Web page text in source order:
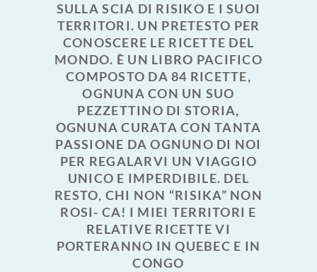
SULLA SCIA DI RISIKO E I SUOI
TERRITORI. UN PRETESTO PER
CONOSCERE LE RICETTE DEL
MONDO. È UN LIBRO PACIFICO
COMPOSTO DA 84 RICETTE,
OGNUNA CON UN SUO
PEZZETTINO DI STORIA,
OGNUNA CURATA CON TANTA
PASSIONE DA OGNUNO DI NOI
PER REGALARVI UN VIAGGIO
UNICO E IMPERDIBILE. DEL
RESTO, CHI NON “RISIKA” NON
ROSI- CA! I MIEI TERRITORI E
RELATIVE RICETTE VI
PORTERANNO IN QUEBEC E IN
CONGO